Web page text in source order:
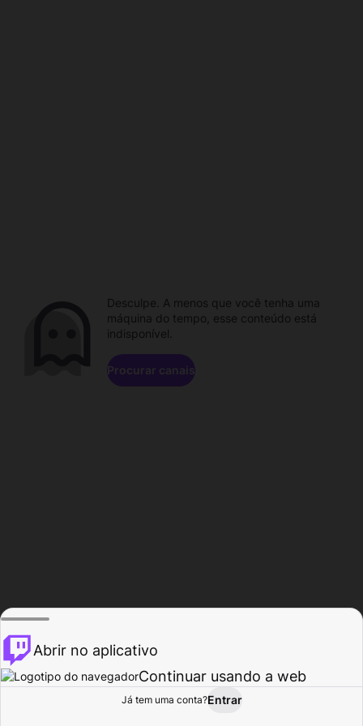
Procurar Atividade
Desculpe. A menos que você tenha uma
máquina do tempo, esse conteúdo está
indisponível.
Procurar canais
Abrir no aplicativo
Continuar usando a web
Já tem uma conta?Entrar